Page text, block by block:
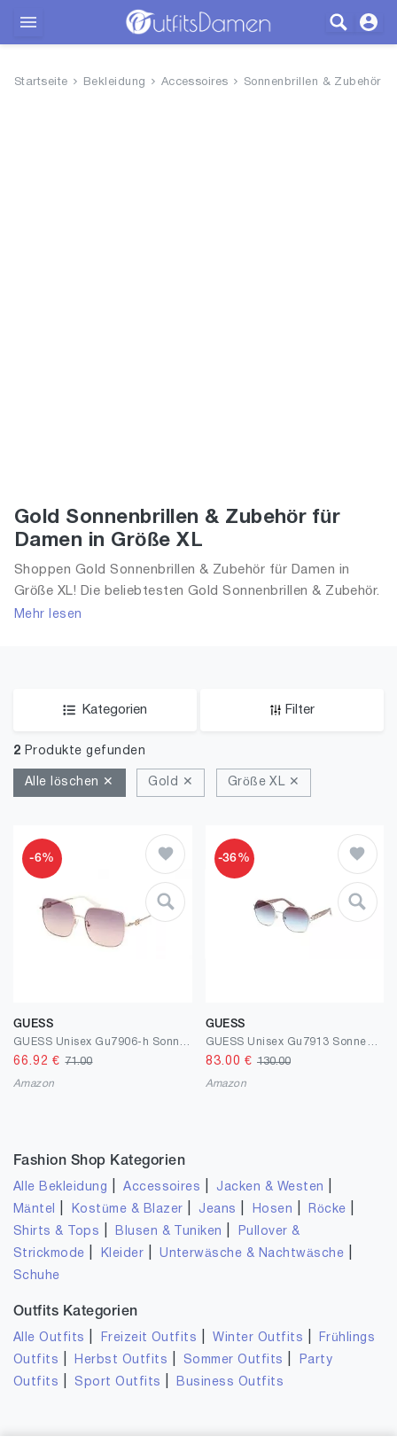
Startseite Bekleidung Accessoires Sonnenbrillen & Zubehör
Gold Sonnenbrillen & Zubehör für
Damen in Größe XL
Shoppen Gold Sonnenbrillen & Zubehör für Damen in
Größe XL! Die beliebtesten Gold Sonnenbrillen & Zubehör.
Größe Auswahl an Gold Sonnenbrillen & Zubehör in Größe
Mehr lesen
Kategorien Filter
2 Produkte gefunden
Alle löschen ✕ Gold ✕ Größe XL ✕
-6%
GUESS
66.92 €71.00
Amazon
-36%
GUESS
83.00 € 130.00
Amazon
Fashion Shop Kategorien
Alle Bekleidung |Accessoires Jacken & Westen
Mäntel Kostüme & Blazer Jeans Hosen Röcke
Shirts & Tops Blusen & Tuniken
Pullover &
Strickmode
Kleider |Unterwäsche & Nachtwäsche
Schuhe
Outfits Kategorien
Alle Outfits Freizeit Outfits |Winter Outfits
Frühlings
Outfits
Herbst Outfits Sommer Outfits
Party
Outfits
Sport Outfits Business Outfits